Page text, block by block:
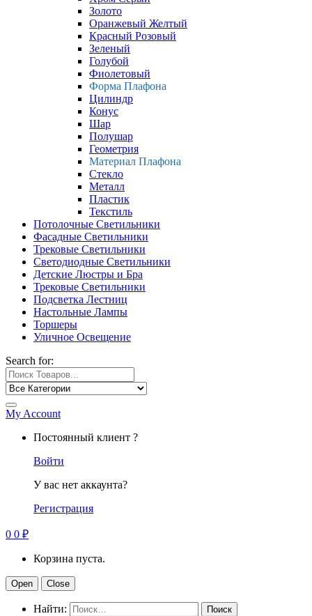
Золото
Оранжевый Желтый
Красный Розовый
Зеленый
Голубой
Фиолетовый
Форма Плафона
Цилиндр
Конус
Шар
Полушар
Геометрия
Материал Плафона
Стекло
Металл
Пластик
Текстиль
Потолочные Светильники
Фасадные Светильники
Трековые Светильники
Светодиодные Светильники
Детские Люстры и Бра
Трековые Светильники
Подсветка Лестниц
Настольные Лампы
Торшеры
Уличное Освещение
Search for:
My Account
Постоянный клиент ?
Войти
У вас нет аккаунта?
Регистрация
0 0 ₽
Корзина пуста.
Open Close
Найти: